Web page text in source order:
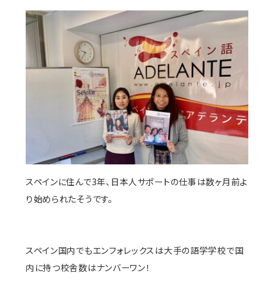
スペインに住んで3年、日本人サポートの仕事は数ヶ月前よ
り始められたそうです。
スペイン国内でもエンフォレックスは大手の語学学校で国
内に持つ校舎数はナンバーワン！